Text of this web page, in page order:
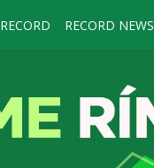
RECORD RECORD NEWS